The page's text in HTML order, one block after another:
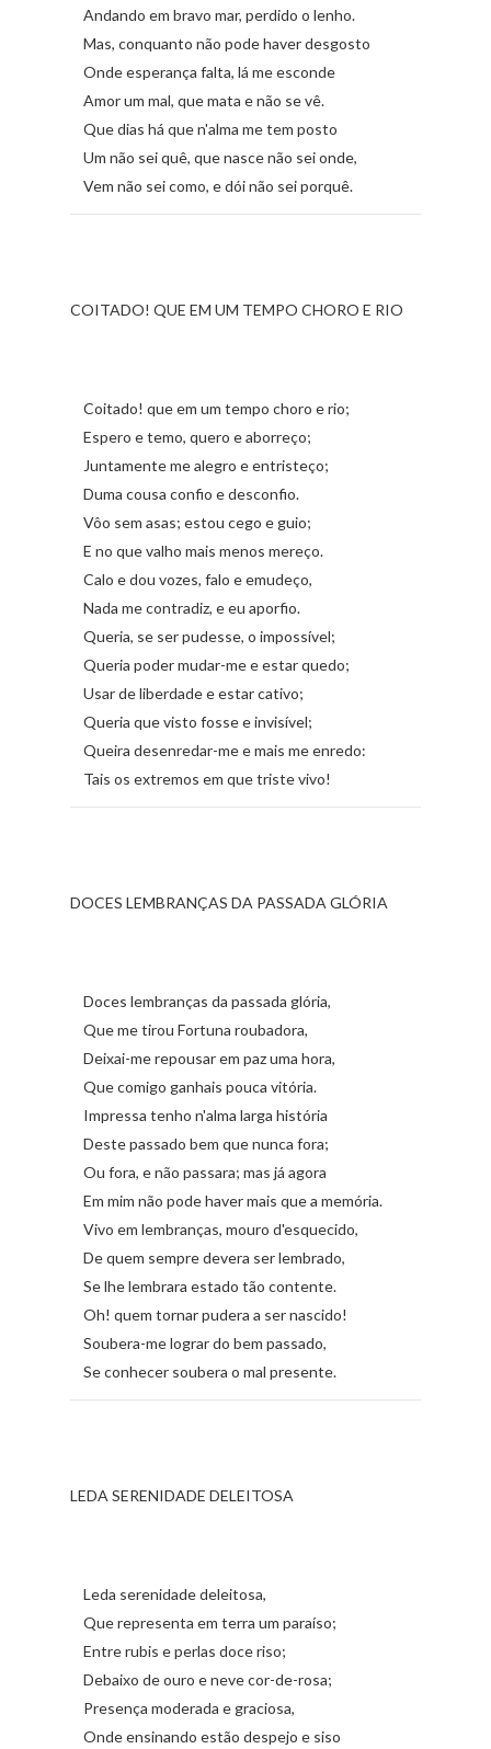
Andando em bravo mar, perdido o lenho.
Mas, conquanto não pode haver desgosto
Onde esperança falta, lá me esconde
Amor um mal, que mata e não se vê.
Que dias há que n'alma me tem posto
Um não sei quê, que nasce não sei onde,
Vem não sei como, e dói não sei porquê.
COITADO! QUE EM UM TEMPO CHORO E RIO
Coitado! que em um tempo choro e rio;
Espero e temo, quero e aborreço;
Juntamente me alegro e entristeço;
Duma cousa confio e desconfio.
Vôo sem asas; estou cego e guio;
E no que valho mais menos mereço.
Calo e dou vozes, falo e emudeço,
Nada me contradiz, e eu aporfio.
Queria, se ser pudesse, o impossível;
Queria poder mudar-me e estar quedo;
Usar de liberdade e estar cativo;
Queria que visto fosse e invisível;
Queira desenredar-me e mais me enredo:
Tais os extremos em que triste vivo!
DOCES LEMBRANÇAS DA PASSADA GLÓRIA
Doces lembranças da passada glória,
Que me tirou Fortuna roubadora,
Deixai-me repousar em paz uma hora,
Que comigo ganhais pouca vitória.
Impressa tenho n'alma larga história
Deste passado bem que nunca fora;
Ou fora, e não passara; mas já agora
Em mim não pode haver mais que a memória.
Vivo em lembranças, mouro d'esquecido,
De quem sempre devera ser lembrado,
Se lhe lembrara estado tão contente.
Oh! quem tornar pudera a ser nascido!
Soubera-me lograr do bem passado,
Se conhecer soubera o mal presente.
LEDA SERENIDADE DELEITOSA
Leda serenidade deleitosa,
Que representa em terra um paraíso;
Entre rubis e perlas doce riso;
Debaixo de ouro e neve cor-de-rosa;
Presença moderada e graciosa,
Onde ensinando estão despejo e siso